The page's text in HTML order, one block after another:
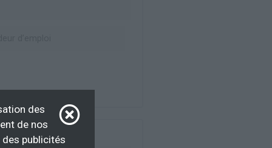
des
de nos
publicités